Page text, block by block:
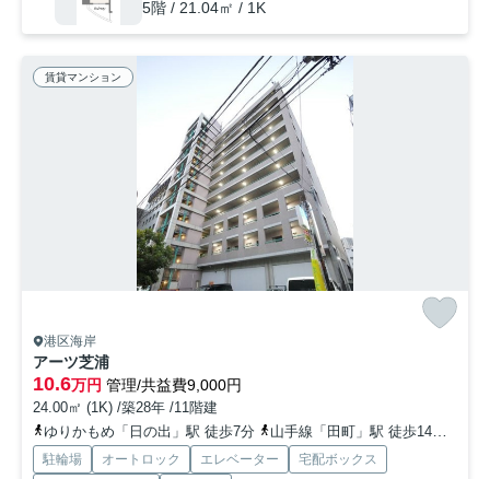
5階 / 21.04㎡ / 1K
賃貸マンション
港区海岸
アーツ芝浦
10.6万円 管理/共益費9,000円
24.00㎡ (1K) /築28年 /11階建
ゆりかもめ「日の出」駅 徒歩7分
山手線「田町」駅 徒歩14分
駐輪場 オートロック エレベーター
宅配ボックス